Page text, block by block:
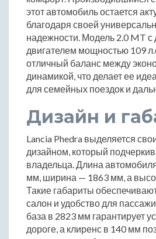
этот автомобиль остается
благодаря своей
надежности. Модель 2.0 MT с
двигателем мощностью 109
отличный баланс между
динамикой, что делает ее
для семейных поездок и
Дизайн и
Lancia Phedra выделяется
дизайном, который
владельца. Длина
мм, ширина — 1863 мм, а
Такие габариты
салон и удобство для
база в 2823 мм гарантирует
дороге, а клиренс в 140 мм